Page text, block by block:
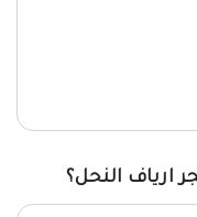
ارياف النحل؟